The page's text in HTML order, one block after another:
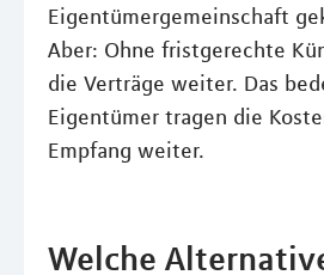
Eigentümergemeinschaft
Aber: Ohne fristgerechte
die Verträge weiter. Das
Eigentümer tragen die
Empfang weiter.
Welche